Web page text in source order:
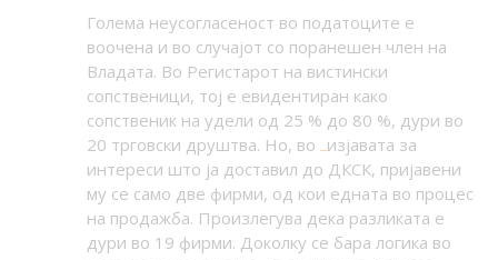
Голема неусогласеност во податоците е
воочена и во случајот со поранешен член на
Владата. Во Регистарот на вистински
сопственици, тој е евидентиран како
сопственик на удели од 25 % до 80 %, дури во
20 трговски друштва. Но, во изјавата за
интереси што ја доставил до ДКСК, пријавени
му се само две фирми, од кои едната во процес
на продажба. Произлегува дека разликата е
дури во 19 фирми. Доколку се бара логика во